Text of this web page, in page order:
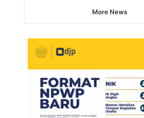
More News